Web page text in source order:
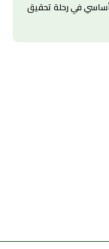
أساسي في رحلة تحقيق